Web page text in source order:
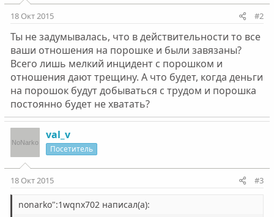
18 Окт 2015 #2
Ты не задумывалась, что в действительности то все
ваши отношения на порошке и были завязаны?
Всего лишь мелкий инцидент с порошком и
отношения дают трещину. А что будет, когда деньги
на порошок будут добываться с трудом и порошка
постоянно будет не хватать?
val_v
Посетитель
18 Окт 2015 #3
nonarko":1wqnx702 написал(а):